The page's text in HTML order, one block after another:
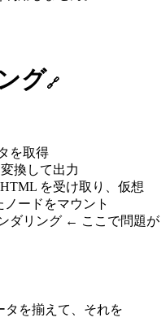
グ🔗
を取得
換して出力
を受け取り、仮想
ードをマウント
ダリング ← ここで問題が
タを揃えて、それを